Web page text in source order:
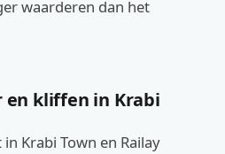
waarderen dan het
en kliffen in Krabi
Krabi Town en Railay